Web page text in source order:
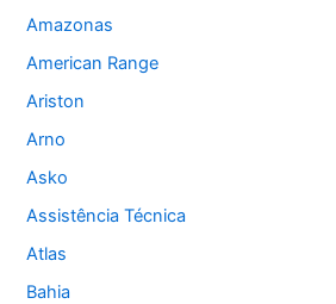
Amazonas
American Range
Ariston
Arno
Asko
Assistência Técnica
Atlas
Bahia